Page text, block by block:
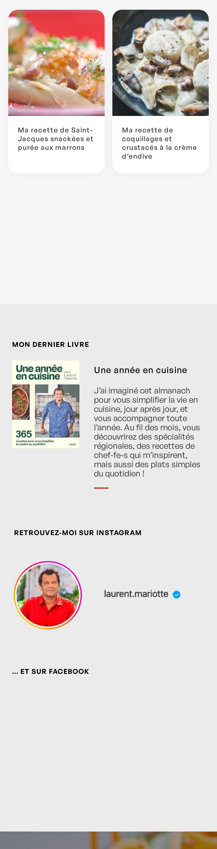
Ma recette de Saint-
Jacques snackées et
purée aux marrons
Ma recette de
coquillages et
crustacés à la crème
d’endive
MON DERNIER LIVRE
Une année en cuisine
J’ai imaginé cet almanach
pour vous simplifier la vie en
cuisine, jour après jour, et
vous accompagner toute
l’année. Au fil des mois, vous
découvrirez des spécialités
régionales, des recettes de
chef-fe-s qui m’inspirent,
mais aussi des plats simples
du quotidien !
RETROUVEZ-MOI SUR INSTAGRAM
… ET SUR FACEBOOK